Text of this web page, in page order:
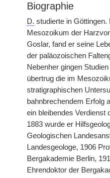
Biographie
D. studierte in Göttingen.
Mesozoikum der
Goslar, fand er seine
der paläozoischen
Nebenher gingen
übertrug die im
stratigraphischen
bahnbrechendem Erfolg
ein bleibendes Verdienst
1883 wurde er
Geologischen
Landesgeologe, 1906
Bergakademie Berlin,
Ehrendoktor der